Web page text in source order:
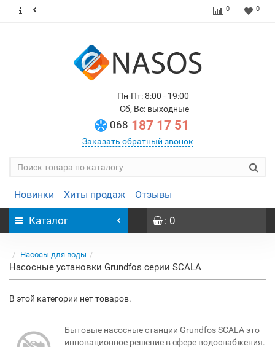
0 0
Пн-Пт: 8:00 - 19:00
Сб, Вс: выходные
068 187 17 51
Заказать обратный звонок
Новинки Хиты продаж Отзывы
Каталог : 0
Насосы для воды
Насосные установки Grundfos серии SCALA
В этой категории нет товаров.
Бытовые насосные станции Grundfos SCALA это
инновационное решение в сфере водоснабжения.